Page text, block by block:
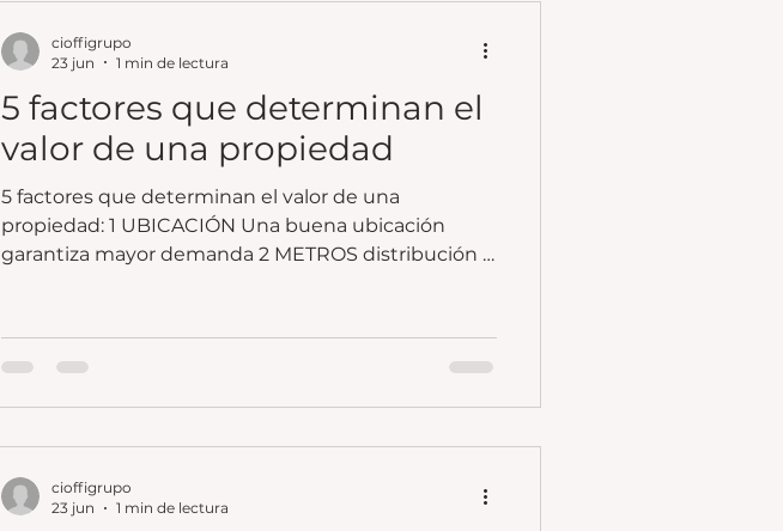
5 factores que determinan el
valor de una propiedad
5 factores que determinan el valor de una
propiedad: 1 UBICACIÓN Una buena ubicación
garantiza mayor demanda 2 METROS distribución y
conservadas suelen requerir menos
mantenimiento
cioffigrupo
23 jun
1 min de lectura
cioffigrupo
23 jun
1 min de lectura